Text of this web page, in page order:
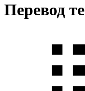
Перевод